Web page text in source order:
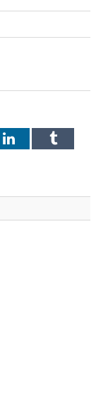
LinkedInTumblr